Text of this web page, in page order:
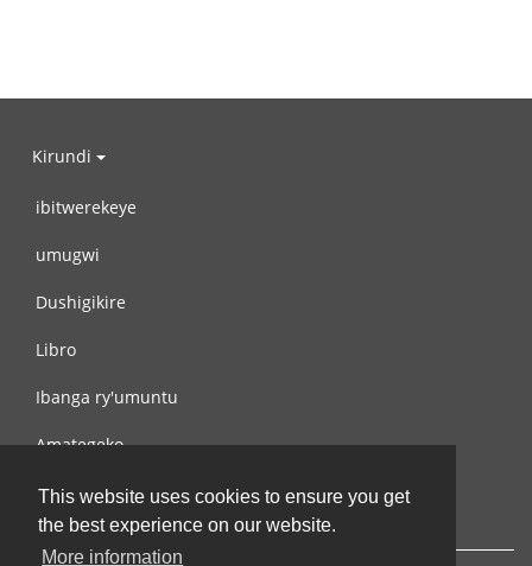
This website uses cookies to ensure you get
the best experience on our website.
More information
Kirundi
ibitwerekeye
umugwi
Dushigikire
Libro
Ibanga ry'umuntu
Amategeko
Turondere